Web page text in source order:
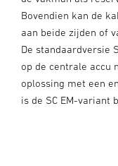
Bovendien kan de
aan beide zijden of
De standaardversie
op de centrale accu
oplossing met een
is de SC EM-variant